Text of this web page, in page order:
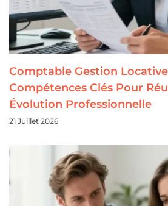
Comptable Gestion Locative
Compétences Clés Pour
Évolution Professionnelle
21 Juillet 2026